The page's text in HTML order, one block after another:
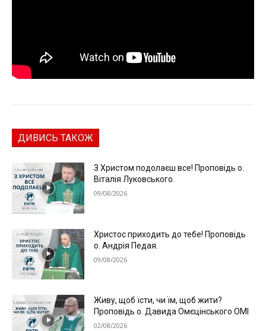
ДИВИСЬ ТАКОЖ
З Христом подолаєш все! Проповідь о.
Віталія Луковського.
09/08/2026
Христос приходить до тебе! Проповідь
о. Андрія Педая.
09/08/2026
Живу, щоб їсти, чи їм, щоб жити?
Проповідь о. Давида Омєцінського ОМІ
02/08/2026